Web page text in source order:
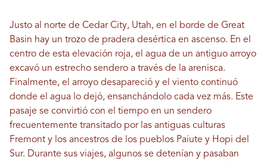
Justo al norte de Cedar City, Utah, en el borde de Great
Basin hay un trozo de pradera desértica en ascenso. En el
centro de esta elevación roja, el agua de un antiguo arroyo
excavó un estrecho sendero a través de la arenisca.
Finalmente, el arroyo desapareció y el viento continuó
donde el agua lo dejó, ensanchándolo cada vez más. Este
pasaje se convirtió con el tiempo en un sendero
frecuentemente transitado por las antiguas culturas
Fremont y los ancestros de los pueblos Paiute y Hopi del
Sur. Durante sus viajes, algunos se detenían y pasaban